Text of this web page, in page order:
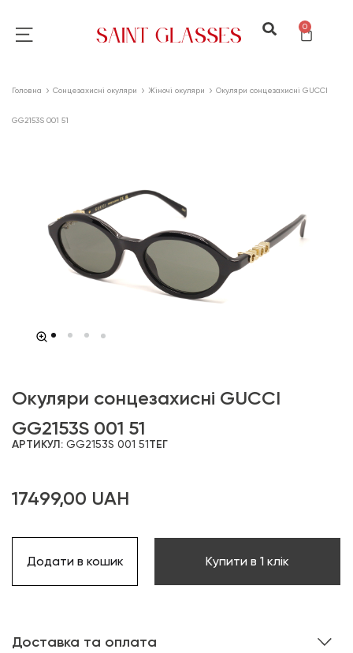
0
Головна Сонцезахисні окуляри Жіночі окуляри Окуляри сонцезахисні GUCCI
GG2153S 001 51
Окуляри сонцезахисні GUCCI
GG2153S 001 51
АРТИКУЛ: GG2153S 001 51ТЕГ
17499,00 UAH
Додати в кошик Купити в 1 клік
Доставка та оплата